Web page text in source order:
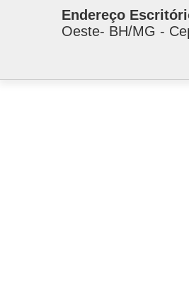
Endereço
Oeste- BH/MG -